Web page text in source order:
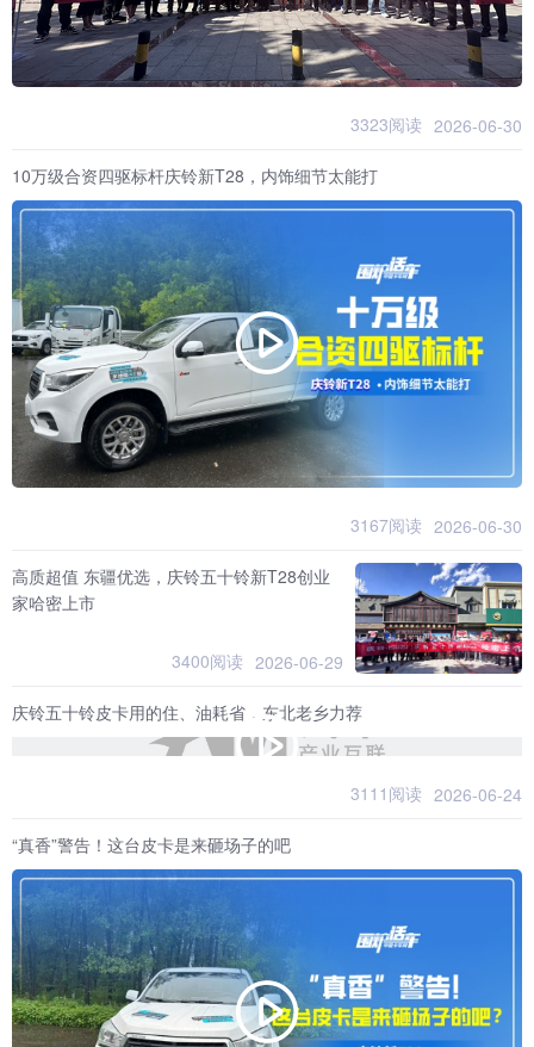
3323阅读 2026-06-30
10万级合资四驱标杆庆铃新T28，内饰细节太能打
3167阅读 2026-06-30
高质超值 东疆优选，庆铃五十铃新T28创业
家哈密上市
3400阅读 2026-06-29
庆铃五十铃皮卡用的住、油耗省，东北老乡力荐
3111阅读 2026-06-24
“真香”警告！这台皮卡是来砸场子的吧